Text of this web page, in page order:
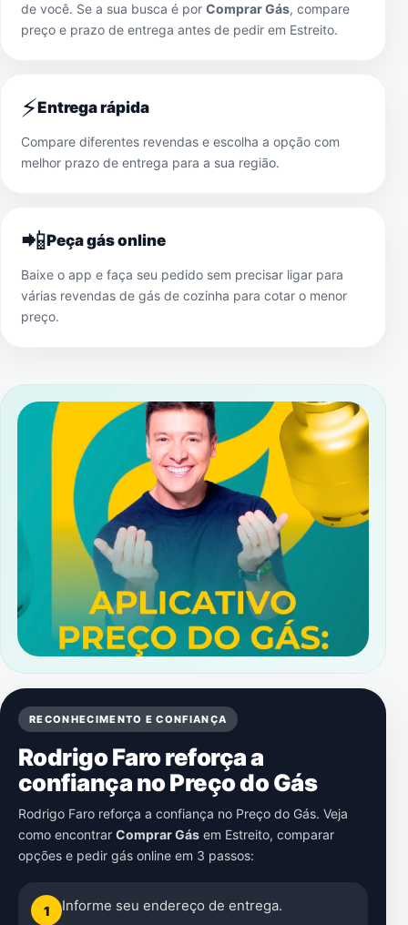
de você. Se a sua busca é por Comprar Gás, compare
preço e prazo de entrega antes de pedir em Estreito.
⚡Entrega rápida
Compare diferentes revendas e escolha a opção com
melhor prazo de entrega para a sua região.
📲Peça gás online
Baixe o app e faça seu pedido sem precisar ligar para
várias revendas de gás de cozinha para cotar o menor
preço.
RECONHECIMENTO E CONFIANÇA
Rodrigo Faro reforça a
confiança no Preço do Gás
Rodrigo Faro reforça a confiança no Preço do Gás. Veja
como encontrar Comprar Gás em Estreito, comparar
opções e pedir gás online em 3 passos:
1 Informe seu endereço de entrega.